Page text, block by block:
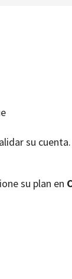
su
su plan en